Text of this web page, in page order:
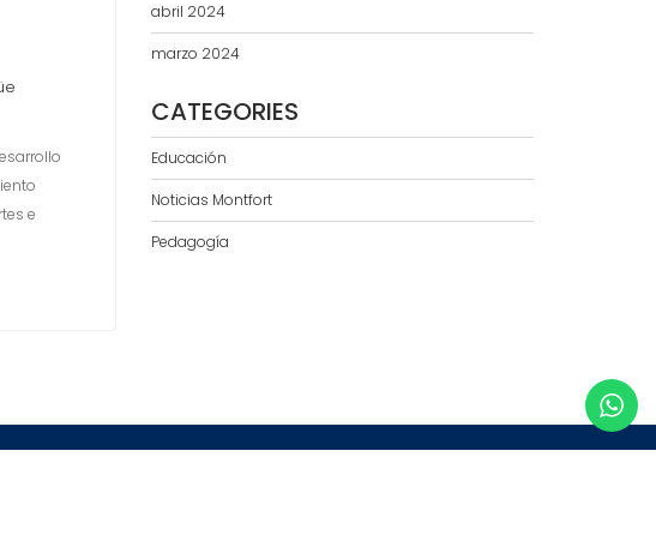
e
abril 2024
marzo 2024
CATEGORIES
Educación
Noticias Montfort
Pedagogía